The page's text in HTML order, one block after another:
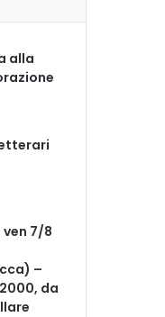
alla
ven 7/8
–
da